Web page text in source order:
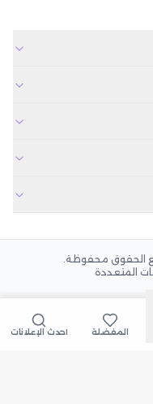
المتعددة
المفضلة أحدث الإعلانات